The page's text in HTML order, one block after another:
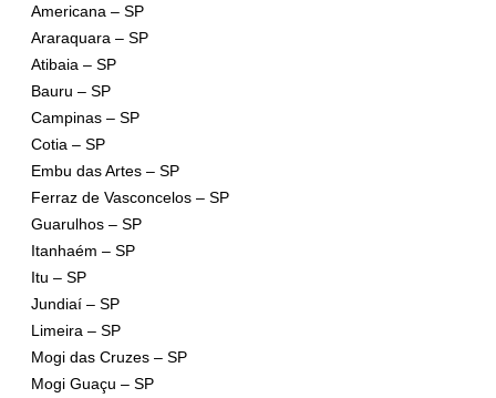
Americana – SP
Araraquara – SP
Atibaia – SP
Bauru – SP
Campinas – SP
Cotia – SP
Embu das Artes – SP
Ferraz de Vasconcelos – SP
Guarulhos – SP
Itanhaém – SP
Itu – SP
Jundiaí – SP
Limeira – SP
Mogi das Cruzes – SP
Mogi Guaçu – SP